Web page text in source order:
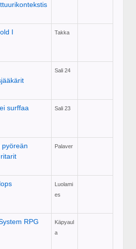
I Takka
Sali 24
surffaa Sali 23
pyöreän
Palaver
Luolami
es
RPG
Käpyaul
a